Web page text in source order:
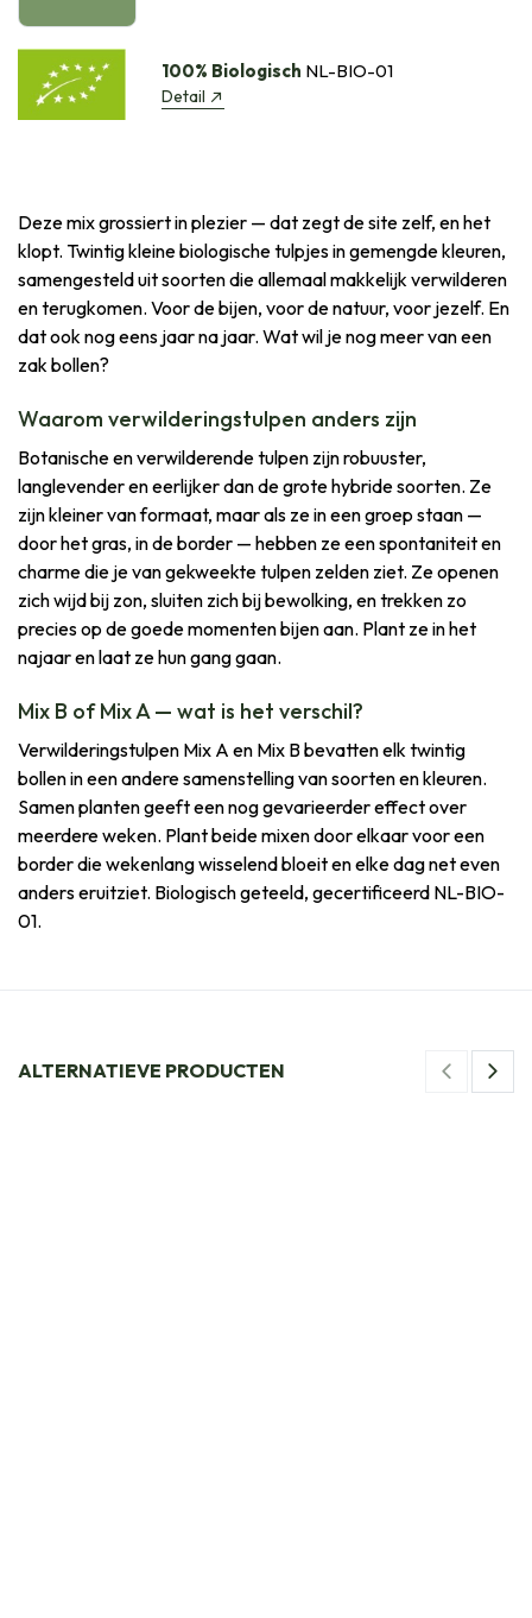
100% Biologisch NL-BIO-01
Detail
Deze mix grossiert in plezier — dat zegt de site zelf, en het
klopt. Twintig kleine biologische tulpjes in gemengde kleuren,
samengesteld uit soorten die allemaal makkelijk verwilderen
en terugkomen. Voor de bijen, voor de natuur, voor jezelf. En
dat ook nog eens jaar na jaar. Wat wil je nog meer van een
zak bollen?
Waarom verwilderingstulpen anders zijn
Botanische en verwilderende tulpen zijn robuuster,
langlevender en eerlijker dan de grote hybride soorten. Ze
zijn kleiner van formaat, maar als ze in een groep staan —
door het gras, in de border — hebben ze een spontaniteit en
charme die je van gekweekte tulpen zelden ziet. Ze openen
zich wijd bij zon, sluiten zich bij bewolking, en trekken zo
precies op de goede momenten bijen aan. Plant ze in het
najaar en laat ze hun gang gaan.
Mix B of Mix A — wat is het verschil?
Verwilderingstulpen Mix A en Mix B bevatten elk twintig
bollen in een andere samenstelling van soorten en kleuren.
Samen planten geeft een nog gevarieerder effect over
meerdere weken. Plant beide mixen door elkaar voor een
border die wekenlang wisselend bloeit en elke dag net even
anders eruitziet. Biologisch geteeld, gecertificeerd NL-BIO-
01.
ALTERNATIEVE PRODUCTEN